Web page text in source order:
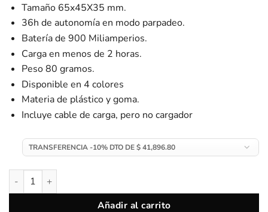
Tamaño 65x45X35 mm.
36h de autonomía en modo parpadeo.
Batería de 900 Miliamperios.
Carga en menos de 2 horas.
Peso 80 gramos.
Disponible en 4 colores
Materia de plástico y goma.
Incluye cable de carga, pero no cargador
Luz Trasera Meilan X6 Bicicleta Detección Automática de
Añadir al carrito